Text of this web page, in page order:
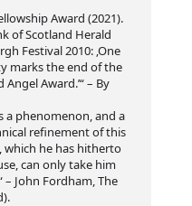
Award (2021).
of Scotland Herald
Festival 2010: ‚One
marks the end of the
Award.’“ – By
a phenomenon, and a
refinement of this
which he has hitherto
can only take him
John Fordham, The